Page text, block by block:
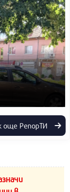
още РепорТИ